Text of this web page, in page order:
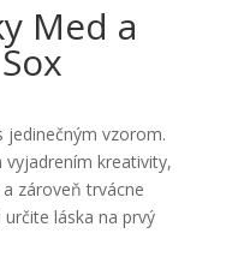
Med a
jedinečným vzorom.
vyjadrením kreativity,
zároveň trvácne
láska na prvý